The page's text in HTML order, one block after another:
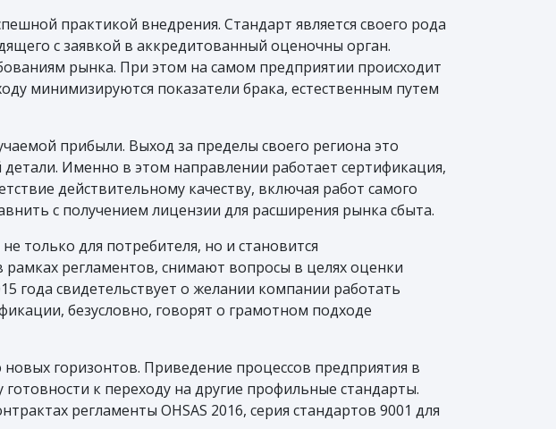
практикой внедрения. Стандарт является своего рода
с заявкой в аккредитованный оценочны орган.
рынка. При этом на самом предприятии происходит
минимизируются показатели брака, естественным путем
прибыли. Выход за пределы своего региона это
Именно в этом направлении работает сертификация,
действительному качеству, включая работ самого
с получением лицензии для расширения рынка сбыта.
только для потребителя, но и становится
регламентов, снимают вопросы в целях оценки
года свидетельствует о желании компании работать
безусловно, говорят о грамотном подходе
горизонтов. Приведение процессов предприятия в
к переходу на другие профильные стандарты.
регламенты OHSAS 2016, серия стандартов 9001 для